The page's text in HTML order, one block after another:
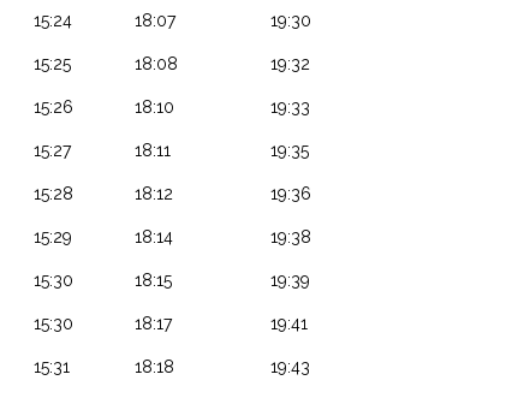
15:24 18:07 19:30
15:25 18:08 19:32
15:26 18:10 19:33
15:27 18:11 19:35
15:28 18:12 19:36
15:29 18:14 19:38
15:30 18:15 19:39
15:30 18:17 19:41
15:31 18:18 19:43